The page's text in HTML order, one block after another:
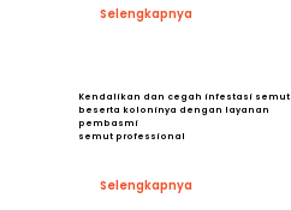
Selengkapnya
Kendalikan dan cegah infestasi semut
beserta koloninya dengan layanan
pembasmi
semut professional
Selengkapnya